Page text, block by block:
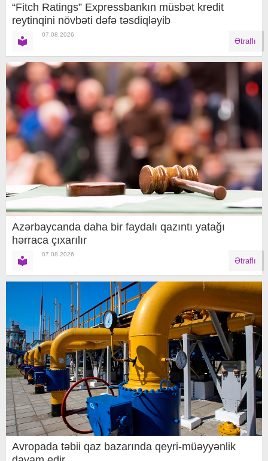
“Fitch Ratings” Expressbankın müsbət kredit
reytinqini növbəti dəfə təsdiqləyib
07.08.2026
Ətraflı
Azərbaycanda daha bir faydalı qazıntı yatağı
hərraca çıxarılır
07.08.2026
Ətraflı
Avropada təbii qaz bazarında qeyri-müəyyənlik